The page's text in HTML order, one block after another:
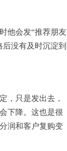
他会发“推荐朋友
没有及时沉淀到
，只是发出去，
下降。这也是很
润和客户复购变